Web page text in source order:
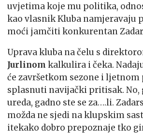
uvjetima koje mu politika,
kao vlasnik Kluba namjeravaju
moći jamčiti konkurentan
Uprava kluba na čelu s
Jurlinom kalkulira i čeka.
će završetkom sezone i ljetnom
splasnuti navijački pritisak. No,
ureda, gadno ste se za….li.
možda ne sjedi na klupskim
itekako dobro prepoznaje tko